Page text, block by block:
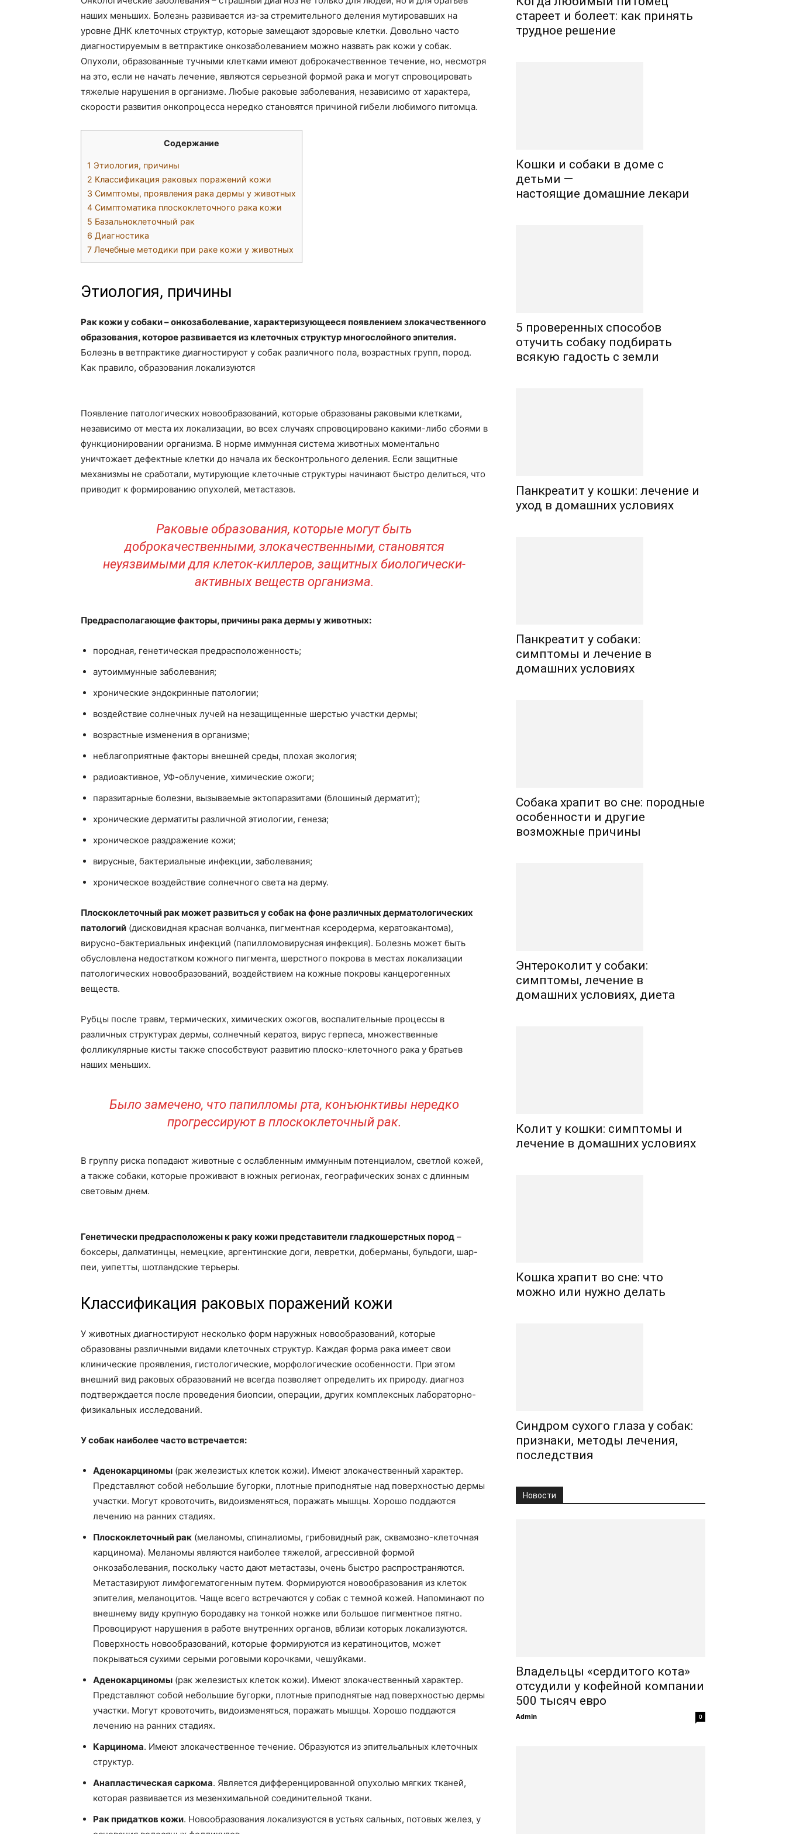
наших меньших. Болезнь развивается из-за стремительного деления мутировавших на
уровне ДНК клеточных структур, которые замещают здоровые клетки. Довольно часто
диагностируемым в ветпрактике онкозаболеванием можно назвать рак кожи у собак.
Опухоли, образованные тучными клетками имеют доброкачественное течение, но, несмотря
на это, если не начать лечение, являются серьезной формой рака и могут спровоцировать
тяжелые нарушения в организме. Любые раковые заболевания, независимо от характера,
скорости развития онкопроцесса нередко становятся причиной гибели любимого питомца.
Содержание
1 Этиология, причины
2 Классификация раковых поражений кожи
3 Симптомы, проявления рака дермы у животных
4 Симптоматика плоскоклеточного рака кожи
5 Базальноклеточный рак
6 Диагностика
7 Лечебные методики при раке кожи у животных
Этиология, причины
Рак кожи у собаки – онкозаболевание, характеризующееся появлением злокачественного
образования, которое развивается из клеточных структур многослойного эпителия.
Болезнь в ветпрактике диагностируют у собак различного пола, возрастных групп, пород.
Как правило, образования локализуются
Появление патологических новообразований, которые образованы раковыми клетками,
независимо от места их локализации, во всех случаях спровоцировано какими-либо сбоями в
функционировании организма. В норме иммунная система животных моментально
уничтожает дефектные клетки до начала их бесконтрольного деления. Если защитные
механизмы не сработали, мутирующие клеточные структуры начинают быстро делиться, что
приводит к формированию опухолей, метастазов.
Раковые образования, которые могут быть
доброкачественными, злокачественными, становятся
неуязвимыми для клеток-киллеров, защитных биологически-
активных веществ организма.
Предрасполагающие факторы, причины рака дермы у животных:
породная, генетическая предрасположенность;
аутоиммунные заболевания;
хронические эндокринные патологии;
воздействие солнечных лучей на незащищенные шерстью участки дермы;
возрастные изменения в организме;
неблагоприятные факторы внешней среды, плохая экология;
радиоактивное, УФ-облучение, химические ожоги;
паразитарные болезни, вызываемые эктопаразитами (блошиный дерматит);
хронические дерматиты различной этиологии, генеза;
хроническое раздражение кожи;
вирусные, бактериальные инфекции, заболевания;
хроническое воздействие солнечного света на дерму.
Плоскоклеточный рак может развиться у собак на фоне различных дерматологических
патологий (дисковидная красная волчанка, пигментная ксеродерма, кератоакантома),
вирусно-бактериальных инфекций (папилломовирусная инфекция). Болезнь может быть
обусловлена недостатком кожного пигмента, шерстного покрова в местах локализации
патологических новообразований, воздействием на кожные покровы канцерогенных
веществ.
Рубцы после травм, термических, химических ожогов, воспалительные процессы в
различных структурах дермы, солнечный кератоз, вирус герпеса, множественные
фолликулярные кисты также способствуют развитию плоско-клеточного рака у братьев
наших меньших.
Было замечено, что папилломы рта, конъюнктивы нередко
прогрессируют в плоскоклеточный рак.
В группу риска попадают животные с ослабленным иммунным потенциалом, светлой кожей,
а также собаки, которые проживают в южных регионах, географических зонах с длинным
световым днем.
Генетически предрасположены к раку кожи представители гладкошерстных пород –
боксеры, далматинцы, немецкие, аргентинские доги, левретки, доберманы, бульдоги, шар-
пеи, уипетты, шотландские терьеры.
Классификация раковых поражений кожи
У животных диагностируют несколько форм наружных новообразований, которые
образованы различными видами клеточных структур. Каждая форма рака имеет свои
клинические проявления, гистологические, морфологические особенности. При этом
внешний вид раковых образований не всегда позволяет определить их природу. диагноз
подтверждается после проведения биопсии, операции, других комплексных лабораторно-
физикальных исследований.
У собак наиболее часто встречается:
Аденокарциномы (рак железистых клеток кожи). Имеют злокачественный характер.
Представляют собой небольшие бугорки, плотные приподнятые над поверхностью дермы
участки. Могут кровоточить, видоизменяться, поражать мышцы. Хорошо поддаются
лечению на ранних стадиях.
Плоскоклеточный рак (меланомы, спиналиомы, грибовидный рак, сквамозно-клеточная
карцинома). Меланомы являются наиболее тяжелой, агрессивной формой
онкозаболевания, поскольку часто дают метастазы, очень быстро распространяются.
Метастазируют лимфогематогенным путем. Формируются новообразования из клеток
эпителия, меланоцитов. Чаще всего встречаются у собак с темной кожей. Напоминают по
внешнему виду крупную бородавку на тонкой ножке или большое пигментное пятно.
Провоцируют нарушения в работе внутренних органов, вблизи которых локализуются.
Поверхность новообразований, которые формируются из кератиноцитов, может
покрываться сухими серыми роговыми корочками, чешуйками.
Аденокарциномы (рак железистых клеток кожи). Имеют злокачественный характер.
Представляют собой небольшие бугорки, плотные приподнятые над поверхностью дермы
участки. Могут кровоточить, видоизменяться, поражать мышцы. Хорошо поддаются
лечению на ранних стадиях.
Карцинома. Имеют злокачественное течение. Образуются из эпительальных клеточных
структур.
Анапластическая саркома. Является дифференцированной опухолью мягких тканей,
которая развивается из мезенхимальной соединительной ткани.
Рак придатков кожи. Новообразования локализуются в устьях сальных, потовых желез, у
стареет и болеет: как принять
трудное решение
Кошки и собаки в доме с
детьми —
настоящие домашние лекари
5 проверенных способов
отучить собаку подбирать
всякую гадость с земли
Панкреатит у кошки: лечение и
уход в домашних условиях
Панкреатит у собаки:
симптомы и лечение в
домашних условиях
Собака храпит во сне: породные
особенности и другие
возможные причины
Энтероколит у собаки:
симптомы, лечение в
домашних условиях, диета
Колит у кошки: симптомы и
лечение в домашних условиях
Кошка храпит во сне: что
можно или нужно делать
Синдром сухого глаза у собак:
признаки, методы лечения,
последствия
Новости
Владельцы «сердитого кота»
отсудили у кофейной компании
500 тысяч евро
Admin 0